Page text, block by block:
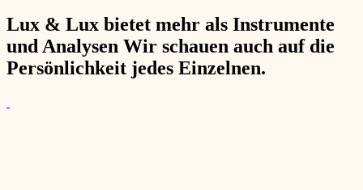
Lux & Lux bietet mehr als Instrumente
und Analysen Wir schauen auch auf die
Persönlichkeit jedes Einzelnen.